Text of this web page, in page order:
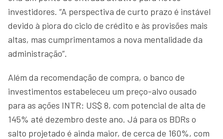
investidores. “A perspectiva de curto prazo é instável
devido à piora do ciclo de crédito e às provisões mais
altas, mas cumprimentamos a nova mentalidade da
administração”.
Além da recomendação de compra, o banco de
investimentos estabeleceu um preço-alvo ousado
para as ações INTR: US$ 8, com potencial de alta de
145% até dezembro deste ano. Já para os BDRs o
salto projetado é ainda maior, de cerca de 160%, com